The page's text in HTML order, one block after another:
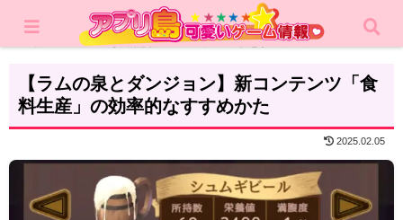
攻略記事 ラムの泉とダンジョン
【ラムの泉とダンジョン】新コンテンツ「食
料生産」の効率的なすすめかた
2025.02.05